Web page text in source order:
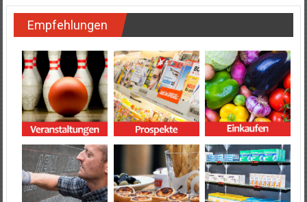
Empfehlungen